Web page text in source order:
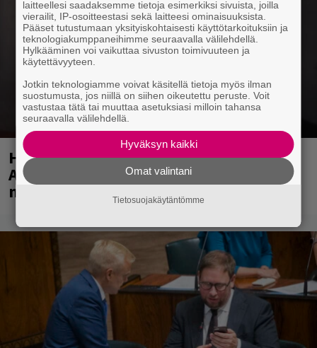
Huomenna se ilmestyy – CMX:stä tutun
A.W. Yrjänän uutuusalbumi om
mammuttimainen kokonaisuus
laitteellesi saadaksemme tietoja esimerkiksi sivuista, joilla
vierailit, IP-osoitteestasi sekä laitteesi ominaisuuksista.
Pääset tutustumaan yksityiskohtaisesti käyttötarkoituksiin ja
teknologiakumppaneihimme seuraavalla välilehdellä.
Hylkääminen voi vaikuttaa sivuston toimivuuteen ja
käytettävyyteen.
Jotkin teknologiamme voivat käsitellä tietoja myös ilman
suostumusta, jos niillä on siihen oikeutettu peruste. Voit
vastustaa tätä tai muuttaa asetuksiasi milloin tahansa
seuraavalla välilehdellä.
Hyväksyn kaikki
Omat valintani
Tietosuojakäytäntömme